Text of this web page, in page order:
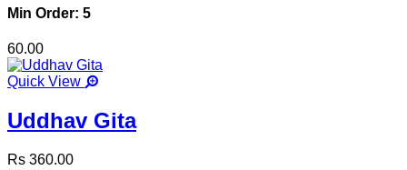
Min Order: 5
60.00
Quick View
Uddhav Gita
Rs 360.00